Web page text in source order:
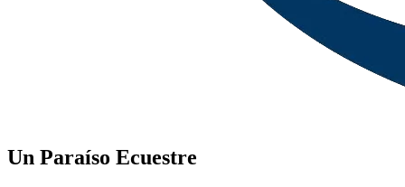
Un Paraíso Ecuestre